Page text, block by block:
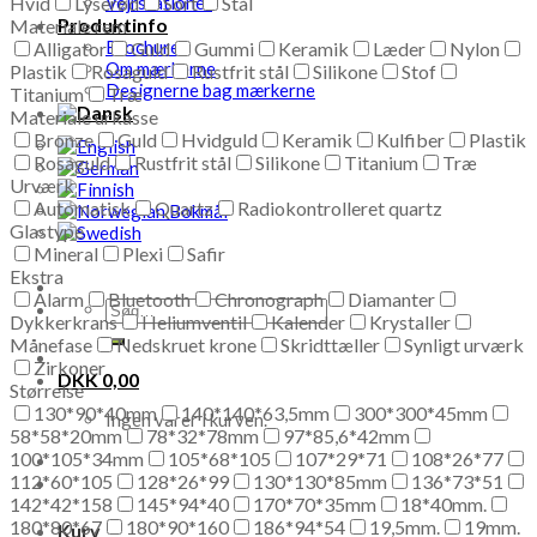
Produktinfo
Brochure
Om mærkerne
Designerne bag mærkerne
Søg
efter:
DKK0,00
Ingen varer i kurven.
Kurv
Materiale rem
Alligator
Guld Gummi Keramik Læder
Nylon
Plastik
Rosaguld Rustfrit stål Silikone
Stof
Titanium
Træ
Materiale urkasse
Bronze
Guld Hvidguld Keramik Kulfiber
Plastik
Rosaguld
Rustfrit stål Silikone Titanium
Træ
Urværk
Automatisk
Quartz
Radiokontrolleret quartz
Glastype
Mineral
Plexi
Safir
Ekstra
Alarm
Bluetooth Chronograph
Diamanter
Dykkerkrans
Heliumventil Kalender
Krystaller
Månefase
Nedskruet krone Skridttæller
Synligt urværk
Zirkoner
Størrelse
130*90*40mm
140*140*63,5mm
300*300*45mm
58*58*20mm
78*32*78mm
97*85,6*42mm
100*105*34mm
105*68*105 107*29*71
108*26*77
112*60*105
128*26*99 130*130*85mm
136*73*51
142*42*158
145*94*40 170*70*35mm
18*40mm.
180*80*67
180*90*160 186*94*54 19,5mm.
19mm.